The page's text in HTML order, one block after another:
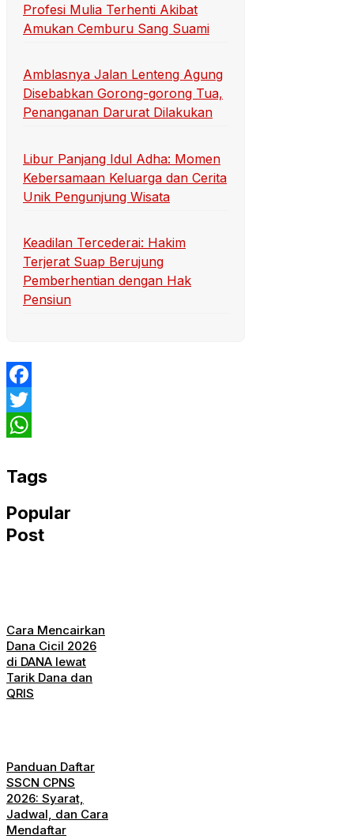
Profesi Mulia Terhenti Akibat
Amukan Cemburu Sang Suami
Amblasnya Jalan Lenteng Agung
Disebabkan Gorong-gorong Tua,
Penanganan Darurat Dilakukan
Libur Panjang Idul Adha: Momen
Kebersamaan Keluarga dan Cerita
Unik Pengunjung Wisata
Keadilan Tercederai: Hakim
Terjerat Suap Berujung
Pemberhentian dengan Hak
Pensiun
Facebook
Twitter
Tags
Popular
Post
Cara Mencairkan
Dana Cicil 2026
di DANA lewat
Tarik Dana dan
QRIS
Panduan Daftar
SSCN CPNS
2026: Syarat,
Jadwal, dan Cara
Mendaftar